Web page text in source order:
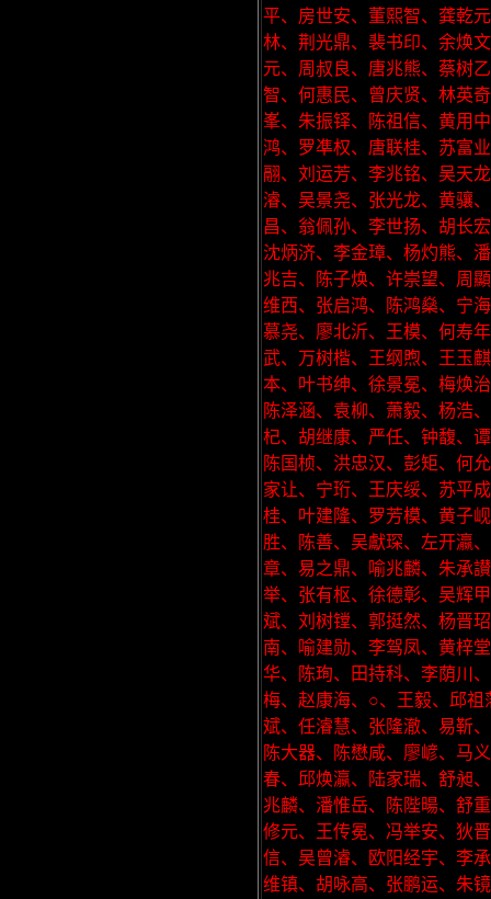
平、房世安、董熙智、龚乾
林、荆光鼎、裴书印、余焕
元、周叔良、唐兆熊、蔡树
智、何惠民、曾庆贤、林英
峯、朱振铎、陈祖信、黄用
鸿、罗凖权、唐联桂、苏富
翮、刘运芳、李兆铭、吴天
濬、吴景尧、张光龙、黄骧
昌、翁佩孙、李世扬、胡长
沈炳济、李金璋、杨灼熊、
兆吉、陈子焕、许崇望、周
维西、张启鸿、陈鸿燊、宁
慕尧、廖北沂、王模、何寿
武、万树楷、王纲煦、王玉
本、叶书绅、徐景冕、梅焕
陈泽涵、袁柳、萧毅、杨浩
杞、胡继康、严任、钟馥、
陈国桢、洪忠汉、彭矩、何
家让、宁珩、王庆绥、苏平
桂、叶建隆、罗芳模、黄子
胜、陈善、吴獻琛、左开瀛
章、易之鼎、喻兆麟、朱承
举、张有枢、徐德彰、吴辉
斌、刘树镗、郭挺然、杨晋
南、喻建勋、李驾凤、黄梓
华、陈珣、田持科、李荫川
梅、赵康海、○、王毅、邱
斌、任濬慧、张隆澈、易靳
陈大器、陈懋咸、廖嵃、马
春、邱焕瀛、陆家瑞、舒昶
兆麟、潘惟岳、陈陛暘、舒
修元、王传冕、冯举安、狄
信、吴曾濬、欧阳经宇、李
维镇、胡咏高、张鹏运、朱